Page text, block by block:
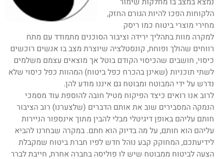
הלקוחות הפכו להיות הגורם החזק,
מחירי מוצרי ביטוח כמו ריסק
למקרה מוות בתהליך ירידה וציבור הסוכנים מתמודד עם מתח
רווחים שהולך ופוחת, קונסטלציה שיוצרת מצב בו אנשים רוכשים
כיסוי, חושבים שהכיסוי הקודם בוטל אך מוצאים עצמם משלמים
לשתי תוכניות (שאינן בהכרח כפל ביטוח) המהוות כפל כיסוי שלא
נדרש על ידי המבוטח ומבוטח גם איננו מודע להן.
לרוב אנו רואים כיצד הפיקוח מטיל חובה להוספת עוד מסמכי
הנמקה המסבירים שוב את אותם הדברים (שלצערנו) רוב הציבור
חותם עליהם באופן דיגיטלי מבלי להבין מתוך אינספור הניירות
עליהם הוא חותם, על מה בדיוק הוא חתם. במקרה שבחרנו להביא
לידיעתכם, המחוקק קבע נוהל חדש לפיו חברת ביטוח שמקבלת
הצעה לביטוח ממבוטח שיש לו פוליסה בחברה אחרת, חייבת לברר